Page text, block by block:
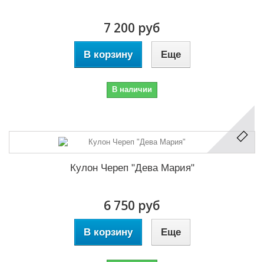
7 200 руб
В корзину Еще
В наличии
Кулон Череп "Дева Мария"
6 750 руб
В корзину Еще